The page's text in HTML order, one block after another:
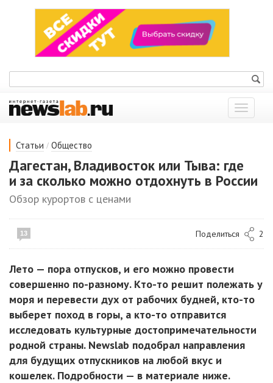
Показать
меню
Статьи / Общество
Дагестан, Владивосток или Тыва: где
и за сколько можно отдохнуть в России
Обзор курортов с ценами
13 Поделиться 2
Лето — пора отпусков, и его можно провести
совершенно по-разному. Кто-то решит полежать у
моря и перевести дух от рабочих будней, кто-то
выберет поход в горы, а кто-то отправится
исследовать культурные достопримечательности
родной страны. Newslab подобрал направления
для будущих отпускников на любой вкус и
кошелек. Подробности — в материале ниже.